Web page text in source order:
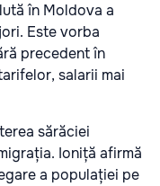
în Moldova a
Este vorba
precedent în
salarii mai
sărăciei
Ioniță afirmă
a populației pe